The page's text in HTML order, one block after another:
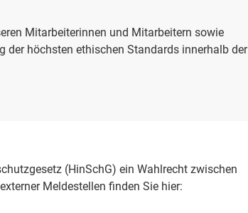
Mitarbeiterinnen und Mitarbeitern sowie
der höchsten ethischen Standards innerhalb der
(HinSchG) ein Wahlrecht zwischen
Meldestellen finden Sie hier: